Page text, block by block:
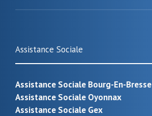
Assistance Sociale
Assistance Sociale Bourg-En-Bresse
Assistance Sociale Oyonnax
Assistance Sociale Gex